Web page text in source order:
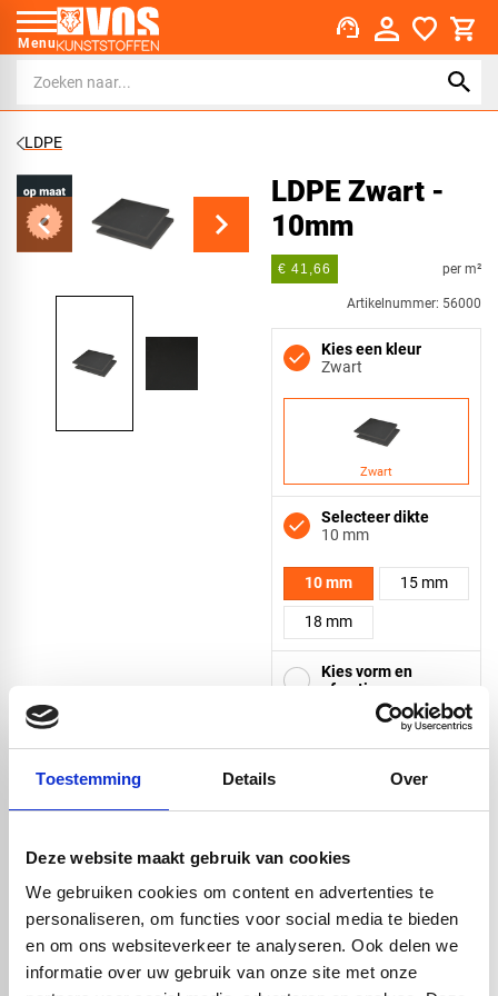
Toestemming Details Over
Deze website maakt gebruik van cookies
We gebruiken cookies om content en advertenties te
personaliseren, om functies voor social media te bieden
en om ons websiteverkeer te analyseren. Ook delen we
informatie over uw gebruik van onze site met onze
Menu support_agent
LDPE
LDPE Zwart -
10mm
€ 41,66 per m²
Artikelnummer: 56000
Kies een kleur
Zwart
Zwart
Selecteer dikte
10 mm
10 mm 15 mm
18 mm
Kies vorm en
afmeting
Vierkant
Driehoek
krassen en oneffenheden. Om die
check_circleVanaf€ 750,-gratis bezorgd
check_circle Klanten geven Vos Kunststoffen een 9,0/10 2662 beoordelingen
check_circle2-5dagen levertijd